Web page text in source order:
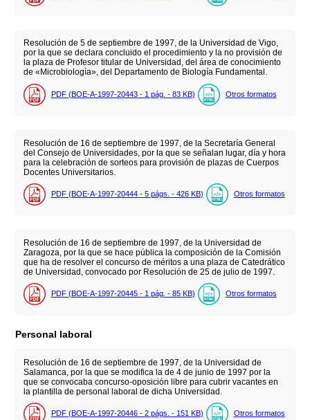
Resolución de 5 de septiembre de 1997, de la Universidad de Vigo,
por la que se declara concluido el procedimiento y la no provisión de
la plaza de Profesor titular de Universidad, del área de conocimiento
de «Microbiología», del Departamento de Biología Fundamental.
PDF (BOE-A-1997-20443 - 1 pág. - 83 KB) Otros formatos
Resolución de 16 de septiembre de 1997, de la Secretaría General
del Consejo de Universidades, por la que se señalan lugar, día y hora
para la celebración de sorteos para provisión de plazas de Cuerpos
Docentes Universitarios.
PDF (BOE-A-1997-20444 - 5 págs. - 426 KB) Otros formatos
Resolución de 16 de septiembre de 1997, de la Universidad de
Zaragoza, por la que se hace pública la composición de la Comisión
que ha de resolver el concurso de méritos a una plaza de Catedrático
de Universidad, convocado por Resolución de 25 de julio de 1997.
PDF (BOE-A-1997-20445 - 1 pág. - 85 KB) Otros formatos
Personal laboral
Resolución de 16 de septiembre de 1997, de la Universidad de
Salamanca, por la que se modifica la de 4 de junio de 1997 por la
que se convocaba concurso-oposición libre para cubrir vacantes en
la plantilla de personal laboral de dicha Universidad.
PDF (BOE-A-1997-20446 - 2 págs. - 151 KB) Otros formatos